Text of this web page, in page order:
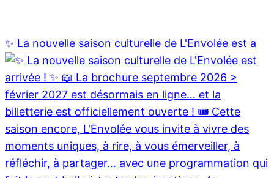
✨ La nouvelle saison culturelle de L'Envolée est a